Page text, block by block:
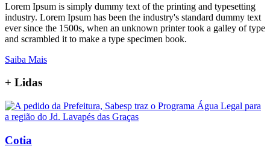
Lorem Ipsum is simply dummy text of the printing and typesetting
industry. Lorem Ipsum has been the industry's standard dummy text
ever since the 1500s, when an unknown printer took a galley of type
and scrambled it to make a type specimen book.
Saiba Mais
+ Lidas
Cotia